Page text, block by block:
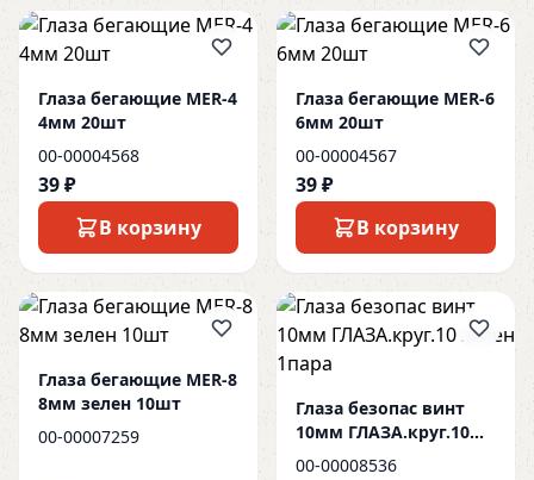
Глаза бегающие MER-4
4мм 20шт
00-00004568
39 ₽
В корзину
Глаза бегающие MER-6
6мм 20шт
00-00004567
39 ₽
В корзину
Глаза бегающие MER-8
8мм зелен 10шт
00-00007259
Глаза безопас винт
10мм ГЛАЗА.круг.10
зелен 1пара
00-00008536